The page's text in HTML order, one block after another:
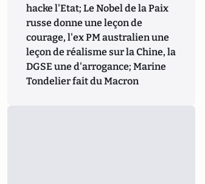
hacke l'Etat; Le Nobel de la Paix
russe donne une leçon de
courage, l'ex PM australien une
leçon de réalisme sur la Chine, la
DGSE une d'arrogance; Marine
Tondelier fait du Macron